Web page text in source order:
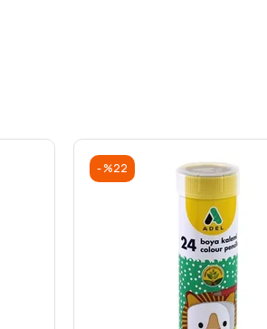
%22